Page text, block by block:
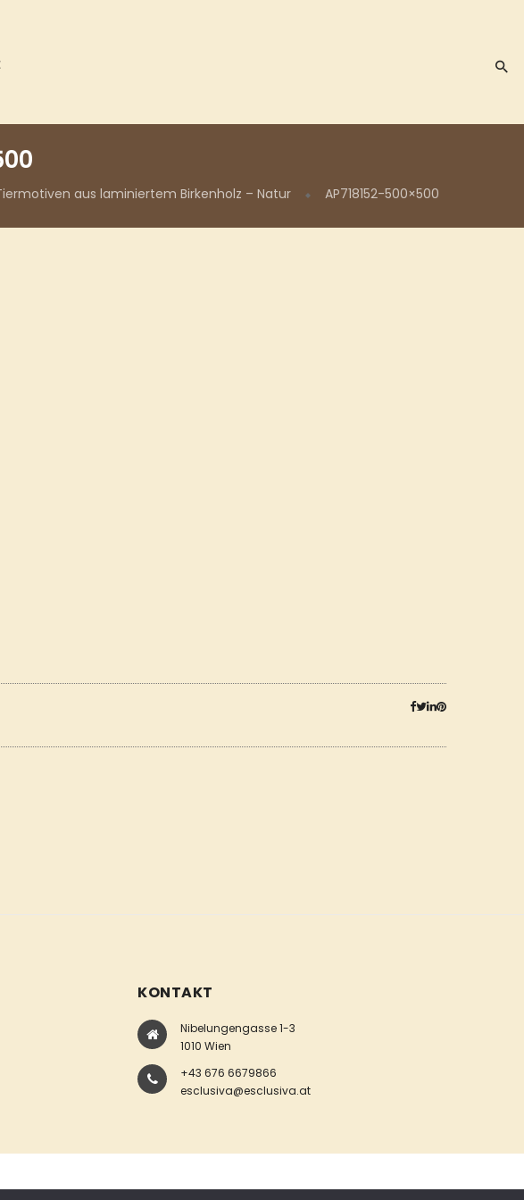
aus laminiertem Birkenholz – Natur AP718152-500×500
KONTAKT
Nibelungengasse 1-3
1010 Wien
+43 676 6679866
esclusiva@esclusiva.at